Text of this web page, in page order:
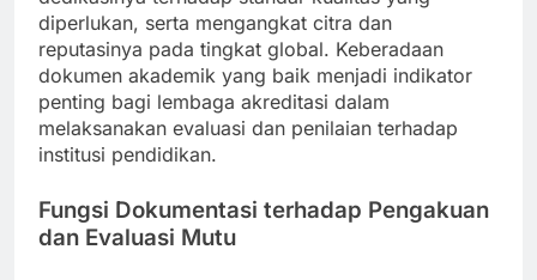
diperlukan, serta mengangkat citra dan
reputasinya pada tingkat global. Keberadaan
dokumen akademik yang baik menjadi indikator
penting bagi lembaga akreditasi dalam
melaksanakan evaluasi dan penilaian terhadap
institusi pendidikan.
Fungsi Dokumentasi terhadap Pengakuan
dan Evaluasi Mutu